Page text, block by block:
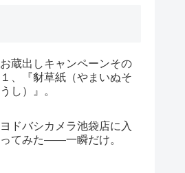
お蔵出しキャンペーンその
１、『豺草紙（やまいぬそ
うし）』。
ヨドバシカメラ池袋店に入
ってみた――一瞬だけ。